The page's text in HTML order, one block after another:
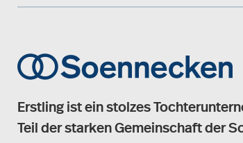
Erstling ist ein stolzes
Teil der starken Gemeinschaft der